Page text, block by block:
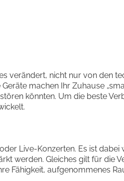
verändert, nicht nur von den
machen Ihr Zuhause
könnten. Um die beste
Live-Konzerten. Es ist dabei
werden. Gleiches gilt für die
Fähigkeit, aufgenommenes